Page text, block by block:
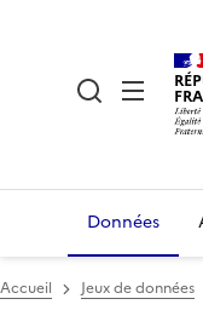
Données
Accueil Jeux de données